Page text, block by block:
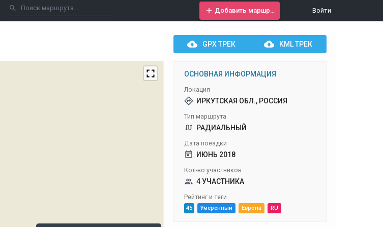
Войти
GPXТРЕК KMLТРЕК
ОСНОВНАЯ ИНФОРМАЦИЯ
Локация
ИРКУТСКАЯ ОБЛ., РОССИЯ
Тип маршрута
РАДИАЛЬНЫЙ
Дата поездки
ИЮНЬ 2018
Кол-во участников
4 УЧАСТНИКА
Рейтинг и теги
45 Умеренный Европа RU